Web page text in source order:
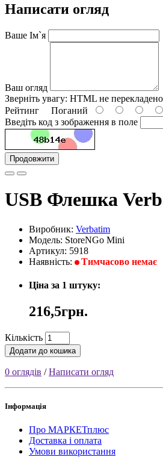
Написати огляд
Ваше Ім`я
Ваш огляд
Зверніть увагу: HTML не
Рейтинг Поганий
Введіть код з зображення в поле
Продовжити
USB Флешка
Виробник: Verbatim
Модель: StoreNGo Mini
Артикул: 5918
Наявність:
Тимчасово немає
Ціна за 1 штуку:
216,5грн.
Кількість
Додати до кошика
0 оглядів /Написати огляд
Інформація
Про МАРКЕТплюс
Доставка і оплата
Умови використання